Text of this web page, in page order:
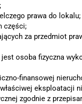
prawa do lokalu;
części;
za przedmiot
osoba fizyczna
finansowej
eksploatacji
zgodnie z